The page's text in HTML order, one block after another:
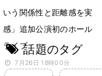
いう関係性と距離感を実
感」追加公演初のホール
ライブ
7月26日 18時00分
話題のタグ